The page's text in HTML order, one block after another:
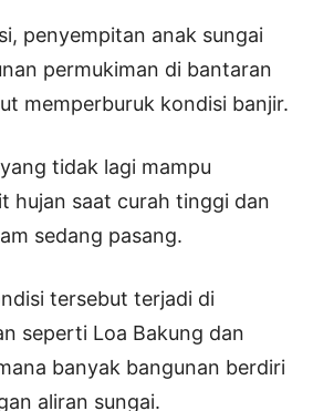
penyempitan anak sungai
permukiman di bantaran
memperburuk kondisi banjir.
tidak lagi mampu
hujan saat curah tinggi dan
sedang pasang.
tersebut terjadi di
seperti Loa Bakung dan
banyak bangunan berdiri
aliran sungai.